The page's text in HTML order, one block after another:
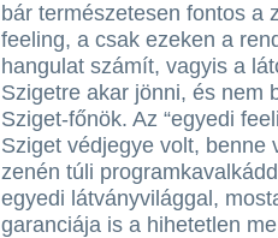
bár természetesen fontos a
feeling, a csak ezeken a
hangulat számít, vagyis a
Szigetre akar jönni, és nem
Sziget-főnök. Az “egyedi
Sziget védjegye volt, benne
zenén túli
egyedi látványvilággal,
garanciája is a hihetetlen